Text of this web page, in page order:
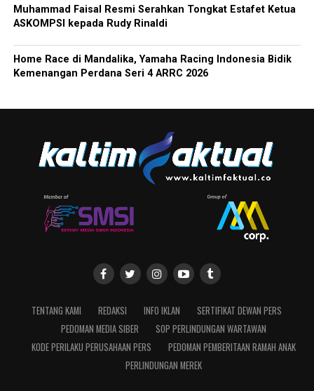
Muhammad Faisal Resmi Serahkan Tongkat Estafet Ketua
ASKOMPSI kepada Rudy Rinaldi
Home Race di Mandalika, Yamaha Racing Indonesia Bidik
Kemenangan Perdana Seri 4 ARRC 2026
TENTANG KAMI REDAKSI INFO IKLAN
SERTIFIKAT DEWAN PERS
PEDOMAN MEDIA SIBER
SOP PERLINDUNGAN WARTAWAN
KODE PERILAKU PERUSAHAAN PERS
PEDOMAN PEMBERITAAN RAMAH ANAK
PERLINDUNGAN MEREK